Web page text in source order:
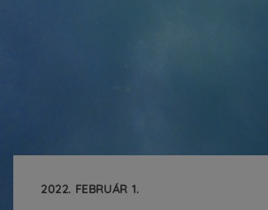
2022. FEBRUÁR 1.